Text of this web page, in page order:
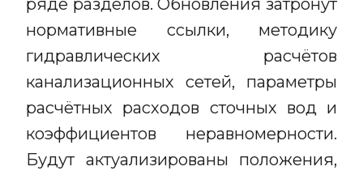
ряде разделов. Обновления затронут
нормативные ссылки, методику
гидравлических расчётов
канализационных сетей, параметры
расчётных расходов сточных вод и
коэффициентов неравномерности.
Будут актуализированы положения,